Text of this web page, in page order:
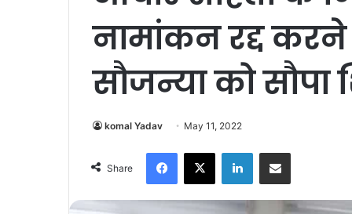
नामांकन रद्द
सौजन्या को सौपा
komal Yadav May 11, 2022
Share
Facebook
X LinkedInShare via Email